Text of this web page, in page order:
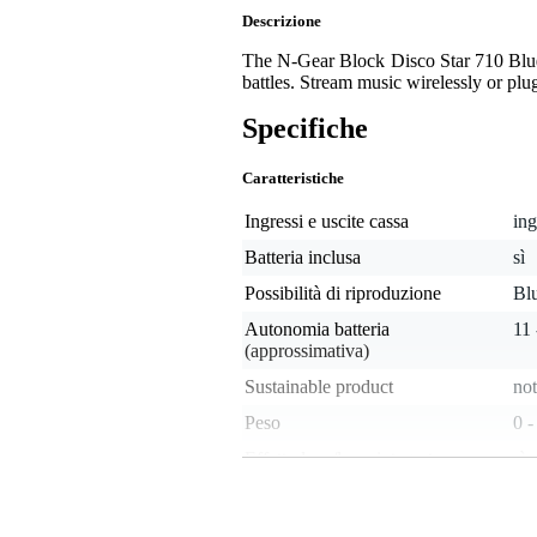
Descrizione
The N-Gear Block Disco Star 710
battles. Stream music wirelessly or
Specifiche
Caratteristiche
Ingressi e uscite cassa
Batteria inclusa
sì
Possibilità di riproduzione
Autonomia batteria
(approssimativa)
11
Sustainable product
Peso
0 -
Effetto luce/laser integrato
sì